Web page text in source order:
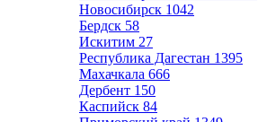
Новосибирск 1042
Бердск 58
Искитим 27
Республика Дагестан 1395
Махачкала 666
Дербент 150
Каспийск 84